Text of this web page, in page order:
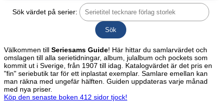
Sök värdet på serier:
Välkommen till Seriesams Guide! Här hittar du samlarvärdet och
omslagen till alla serietidningar, album, julalbum och pockets som
kommit ut i Sverige, från 1907 till idag. Katalogvärdet är det pris en
"fin" seriebutik tar för ett inplastat exemplar. Samlare emellan kan
man räkna med ungefär hälften. Guiden uppdateras varje månad
med nya priser.
Köp den senaste boken 412 sidor tjock!